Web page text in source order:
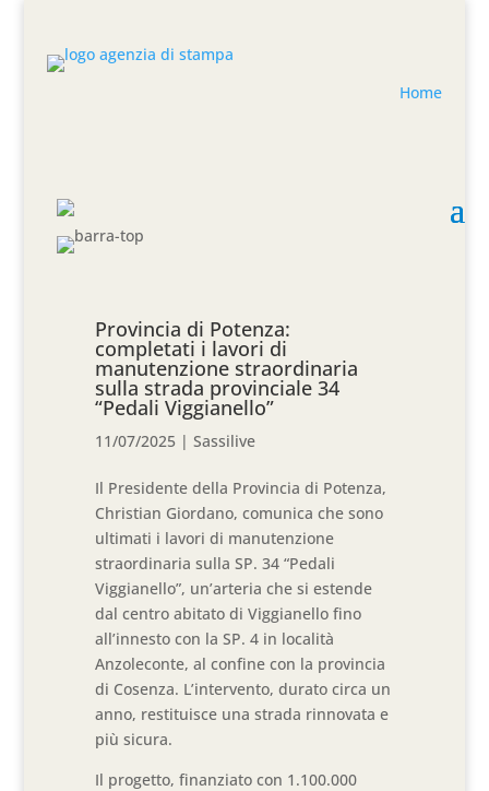
Home
Provincia di Potenza:
completati i lavori di
manutenzione straordinaria
sulla strada provinciale 34
“Pedali Viggianello”
11/07/2025 |Sassilive
Il Presidente della Provincia di Potenza,
Christian Giordano, comunica che sono
ultimati i lavori di manutenzione
straordinaria sulla SP. 34 “Pedali
Viggianello”, un’arteria che si estende
dal centro abitato di Viggianello fino
all’innesto con la SP. 4 in località
Anzoleconte, al confine con la provincia
di Cosenza. L’intervento, durato circa un
anno, restituisce una strada rinnovata e
più sicura.
Il progetto, finanziato con 1.100.000